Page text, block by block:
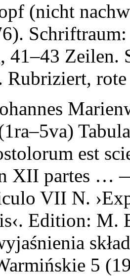
(nicht
41–43 Zeilen.
Rubriziert,
Tabula
est
XII partes …
VII N. ›
‹. Edition: M.
5